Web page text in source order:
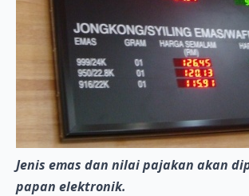
Jenis emas dan nilai pajakan akan
papan elektronik.